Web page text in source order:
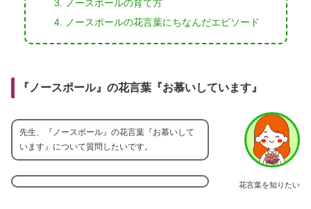
ノースポールの育て方
ノースポールの花言葉にちなんだエピソード
『ノースポール』の花言葉『お慕いしています』
花言葉を知りたい
先生、『ノースポール』の花言葉『お慕いして
います』について質問したいです。